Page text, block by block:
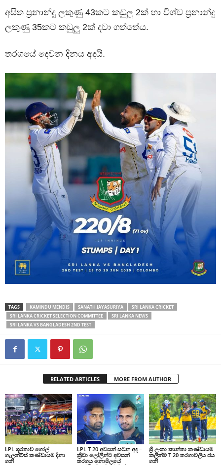
අසිත ප්‍රනාන්දු ලකුණු 43කට කඩුලු 2ක් හා විශ්ව ප්‍රනාන්දු
ලකුණු 35කට කඩුලු 2ක් දවා ගත්තේය.
තරගයේ දෙවන දිනය අදයි.
TAGS KAMINDU MENDIS SANATH JAYASURIYA
SRI LANKA CRICKET
SRI LANKA CRICKET SELECTION COMMITTEE
SRI LANKA NEWS
SRI LANKA VS BANGLADESH 2ND TEST
RELATED ARTICLES MORE FROM AUTHOR
LPL ශූරතාව ගෝල්
ගැලන්ට්ස් කණ්ඩායම දිනා
ගනී
LPL T 20 අවසන් සටන අද –
ක්‍රීඩා ලෝලීන්ට අවසන්
තරගය නොමිලයේ
ශ්‍රී ලංකා කාන්තා කණ්ඩායම
කලින්ම T 20 තරගාවලිය ජය
ගනී